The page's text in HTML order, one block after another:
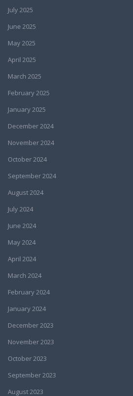
July 2025
June 2025
May 2025
April 2025
March 2025
February 2025
January 2025
December 2024
November 2024
October 2024
September 2024
August 2024
July 2024
June 2024
May 2024
April 2024
March 2024
February 2024
January 2024
December 2023
November 2023
October 2023
September 2023
August 2023